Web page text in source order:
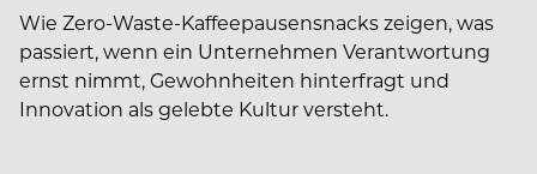
Wie Zero-Waste-Kaffeepausensnacks zeigen, was
passiert, wenn ein Unternehmen Verantwortung
ernst nimmt, Gewohnheiten hinterfragt und
Innovation als gelebte Kultur versteht.